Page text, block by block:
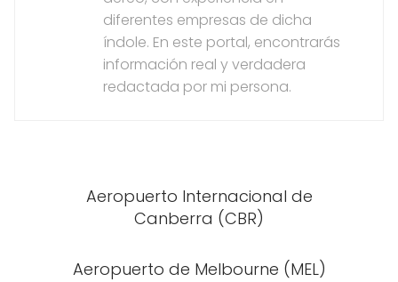
diferentes empresas de dicha
índole. En este portal, encontrarás
información real y verdadera
redactada por mi persona.
Aeropuerto Internacional de
Canberra (CBR)
Aeropuerto de Melbourne (MEL)